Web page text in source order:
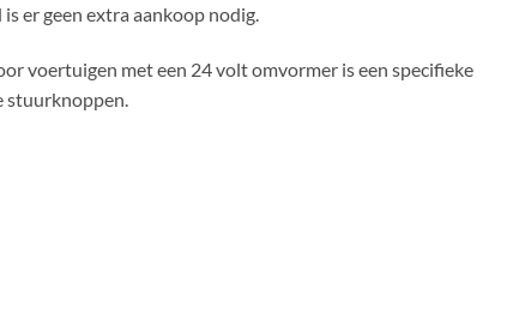
er geen extra aankoop nodig.
voertuigen met een 24 volt omvormer is een specifieke
stuurknoppen.